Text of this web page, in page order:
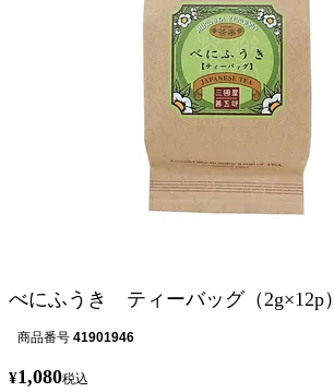
べにふうき ティーバッグ（2g×12p）
商品番号 41901946
¥1,080税込